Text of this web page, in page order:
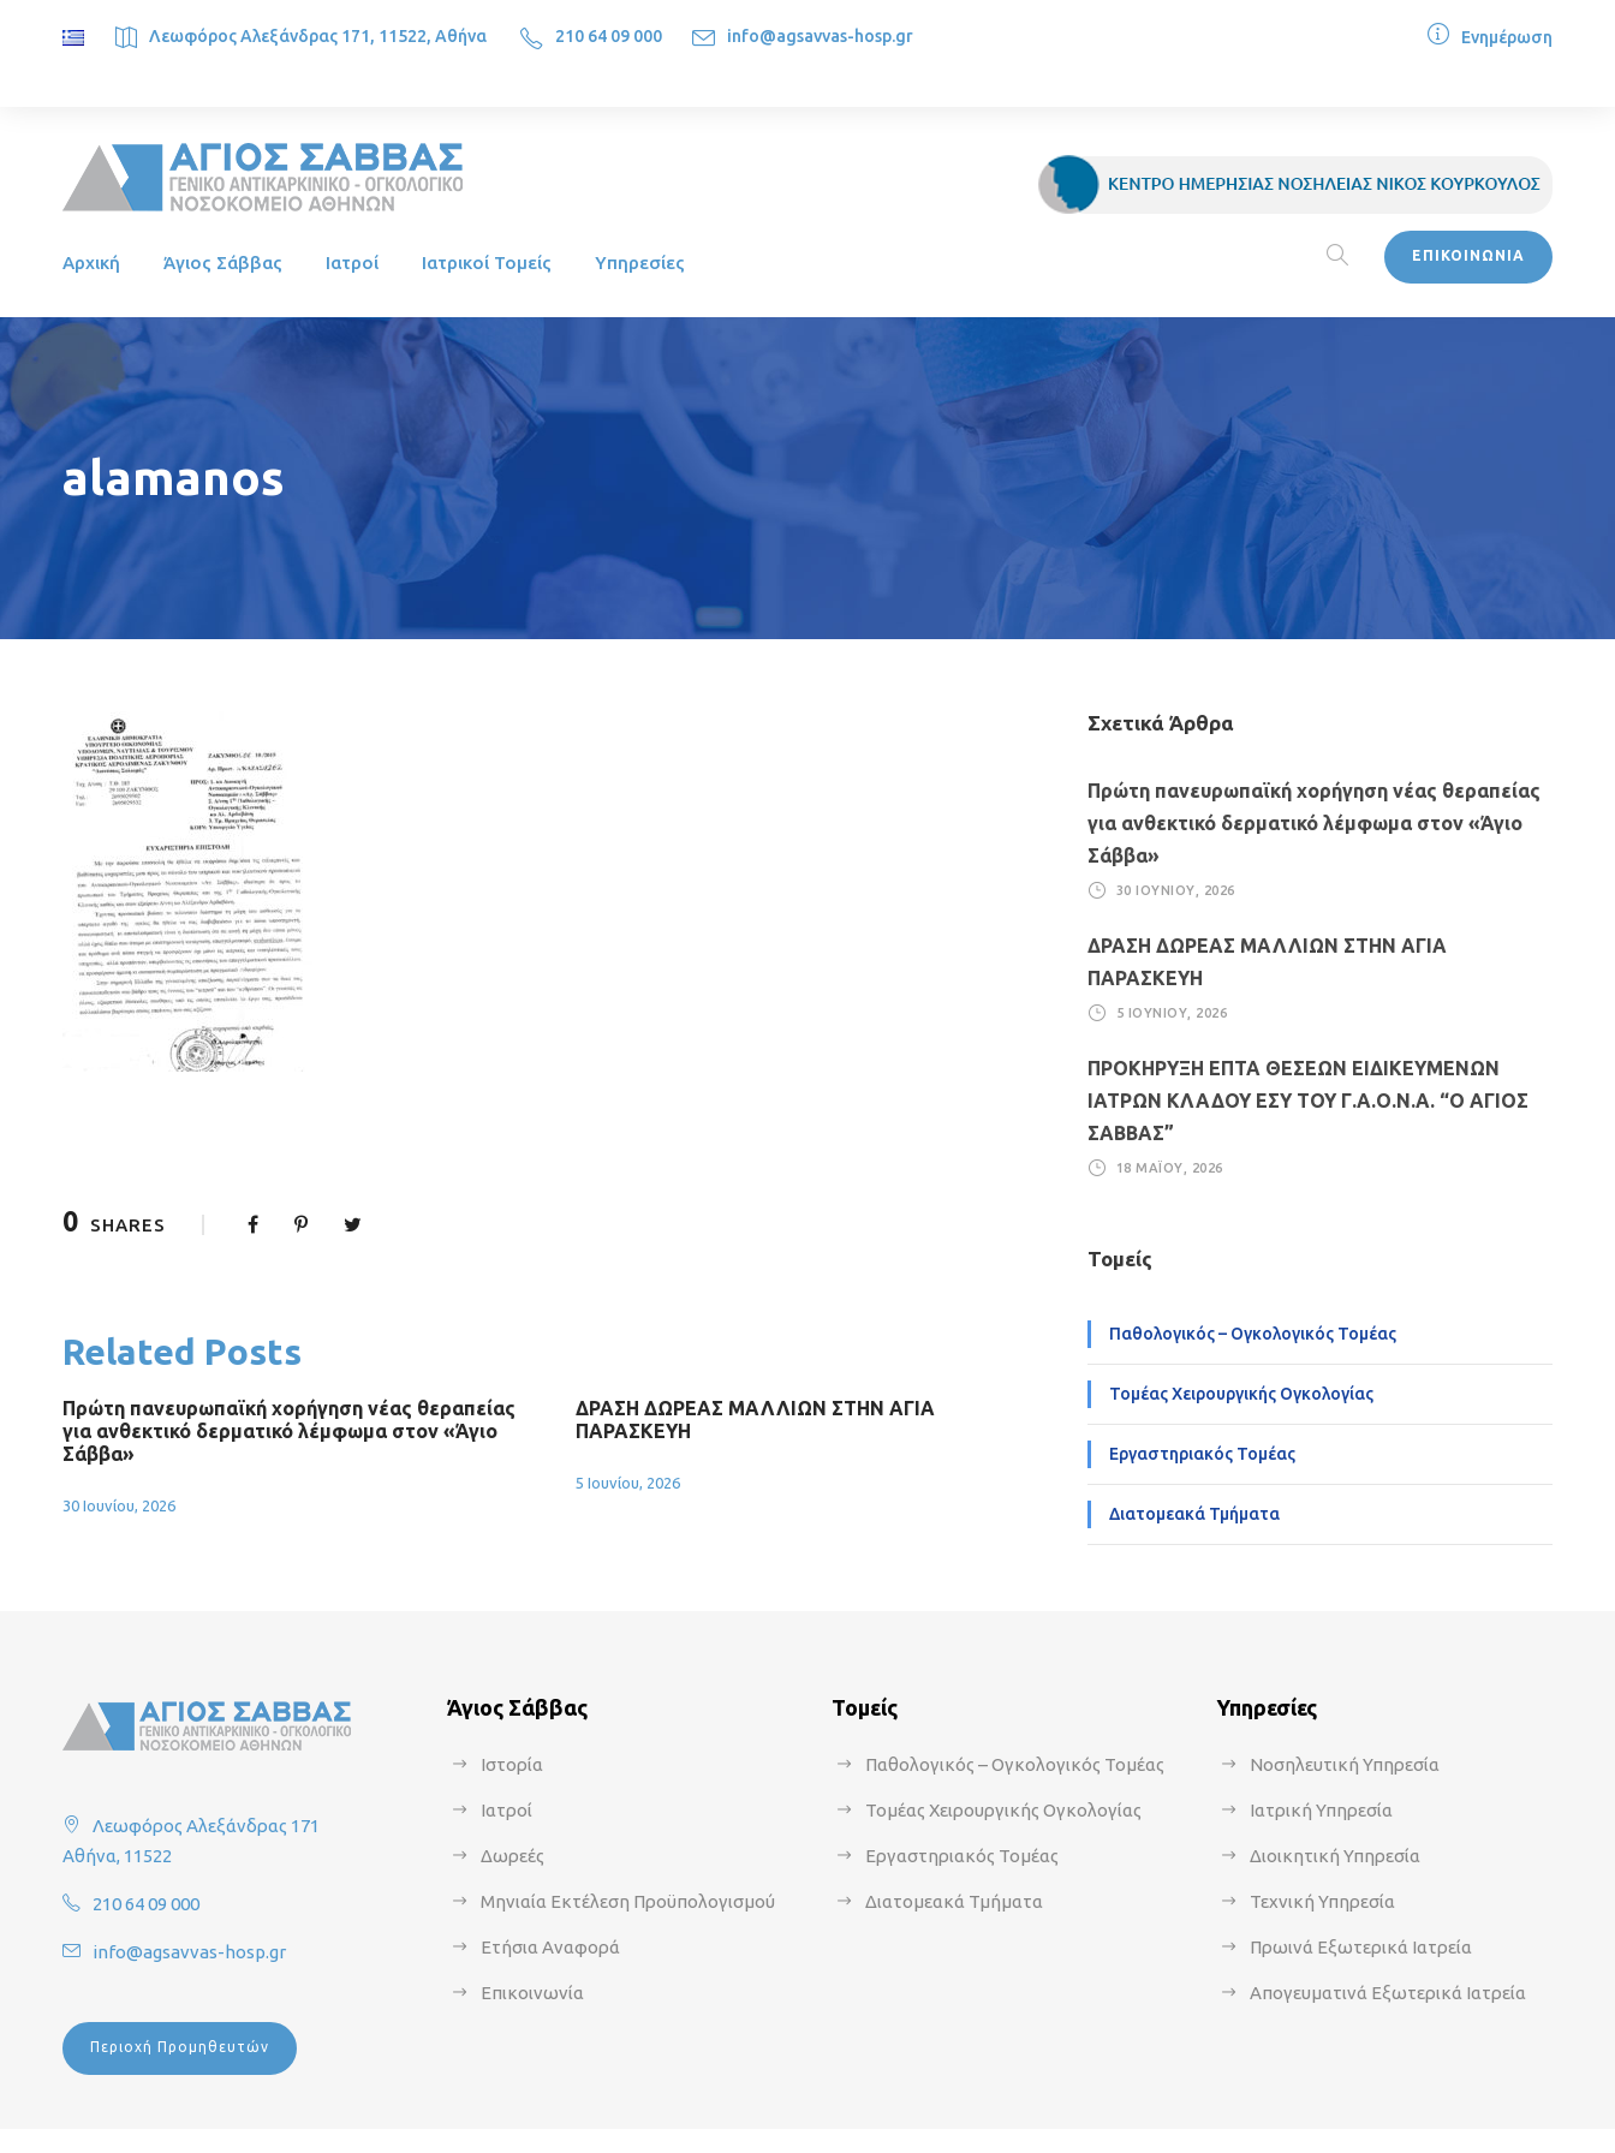
Λεωφόρος Αλεξάνδρας 171, 11522, Αθήνα 210 64 09 000 info@agsavvas-hosp.gr Ενημέρωση
Αρχική Άγιος Σάββας Ιατροί Ιατρικοί Τομείς Υπηρεσίες ΕΠΙΚΟΙΝΩΝΙΑ
alamanos
0 SHARES
Related Posts
Πρώτη πανευρωπαϊκή χορήγηση νέας θεραπείας
για ανθεκτικό δερματικό λέμφωμα στον «Άγιο
Σάββα»
30 Ιουνίου, 2026
ΔΡΑΣΗ ΔΩΡΕΑΣ ΜΑΛΛΙΩΝ ΣΤΗΝ ΑΓΙΑ
ΠΑΡΑΣΚΕΥΗ
5 Ιουνίου, 2026
Σχετικά Άρθρα
Πρώτη πανευρωπαϊκή χορήγηση νέας θεραπείας
για ανθεκτικό δερματικό λέμφωμα στον «Άγιο
Σάββα»
30 ΙΟΥΝΊΟΥ, 2026
ΔΡΑΣΗ ΔΩΡΕΑΣ ΜΑΛΛΙΩΝ ΣΤΗΝ ΑΓΙΑ
ΠΑΡΑΣΚΕΥΗ
5 ΙΟΥΝΊΟΥ, 2026
ΠΡΟΚΗΡΥΞΗ ΕΠΤΑ ΘΕΣΕΩΝ ΕΙΔΙΚΕΥΜΕΝΩΝ
ΙΑΤΡΩΝ ΚΛΑΔΟΥ ΕΣΥ ΤΟΥ Γ.Α.Ο.Ν.Α. “Ο ΑΓΙΟΣ
ΣΑΒΒΑΣ”
18 ΜΑΪ́ΟΥ, 2026
Τομείς
Παθολογικός – Ογκολογικός Τομέας
Τομέας Χειρουργικής Ογκολογίας
Εργαστηριακός Τομέας
Διατομεακά Τμήματα
Λεωφόρος Αλεξάνδρας 171
Αθήνα, 11522
210 64 09 000
info@agsavvas-hosp.gr
Περιοχή Προμηθευτών
Άγιος Σάββας
Ιστορία
Ιατροί
Δωρεές
Μηνιαία Εκτέλεση Προϋπολογισμού
Ετήσια Αναφορά
Επικοινωνία
Τομείς
Παθολογικός – Ογκολογικός Τομέας
Τομέας Χειρουργικής Ογκολογίας
Εργαστηριακός Τομέας
Διατομεακά Τμήματα
Υπηρεσίες
Νοσηλευτική Υπηρεσία
Ιατρική Υπηρεσία
Διοικητική Υπηρεσία
Τεχνική Υπηρεσία
Πρωινά Εξωτερικά Ιατρεία
Απογευματινά Εξωτερικά Ιατρεία